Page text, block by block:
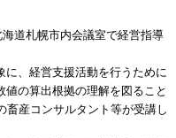
道札幌市内会議室で経営指導
に、経営支援活動を行うために
の算出根拠の理解を図ること
畜産コンサルタント等が受講し